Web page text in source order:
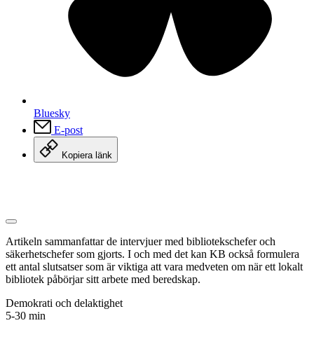
Bluesky
E-post
Kopiera länk
Artikeln sammanfattar de intervjuer med bibliotekschefer och
säkerhetschefer som gjorts. I och med det kan KB också formulera
ett antal slutsatser som är viktiga att vara medveten om när ett lokalt
bibliotek påbörjar sitt arbete med beredskap.
Demokrati och delaktighet
5-30 min